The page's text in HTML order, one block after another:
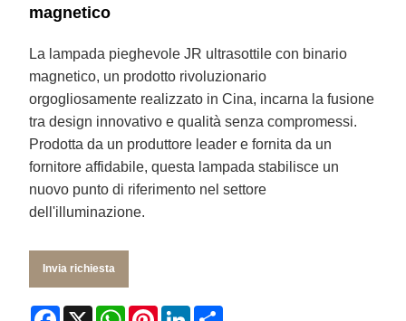
magnetico
La lampada pieghevole JR ultrasottile con binario
magnetico, un prodotto rivoluzionario
orgogliosamente realizzato in Cina, incarna la fusione
tra design innovativo e qualità senza compromessi.
Prodotta da un produttore leader e fornita da un
fornitore affidabile, questa lampada stabilisce un
nuovo punto di riferimento nel settore
dell'illuminazione.
Invia richiesta
Facebook
X WhatsApp
PinterestLinkedIn